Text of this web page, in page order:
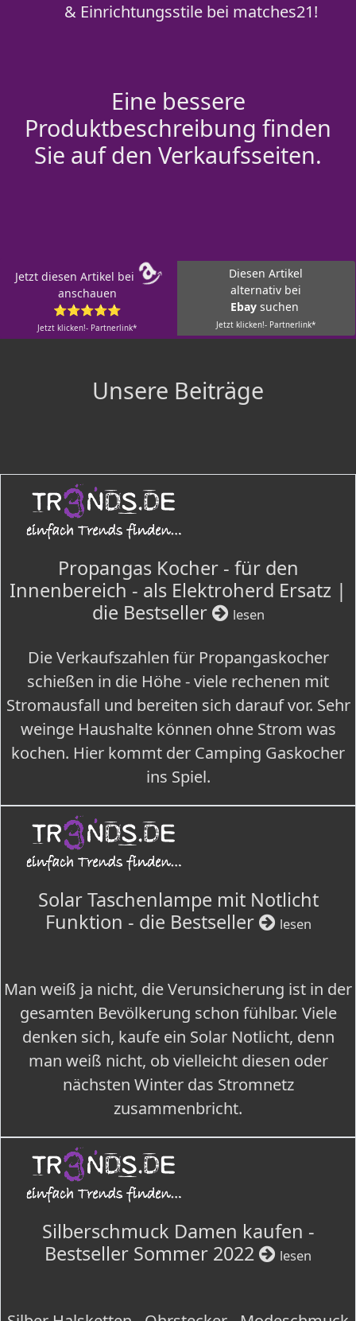
& Einrichtungsstile bei matches21!
Eine bessere
Produktbeschreibung finden
Sie auf den Verkaufsseiten.
Jetzt diesen Artikel bei
anschauen
⭐⭐⭐⭐⭐
Jetzt klicken!- Partnerlink*
Diesen Artikel
alternativ bei
Ebay suchen
Jetzt klicken!- Partnerlink*
Unsere Beiträge
Propangas Kocher - für den
Innenbereich - als Elektroherd Ersatz |
die Bestseller
lesen
Die Verkaufszahlen für Propangaskocher
schießen in die Höhe - viele rechenen mit
Stromausfall und bereiten sich darauf vor. Sehr
weinge Haushalte können ohne Strom was
kochen. Hier kommt der Camping Gaskocher
ins Spiel.
Solar Taschenlampe mit Notlicht
Funktion - die Bestseller
lesen
Man weiß ja nicht, die Verunsicherung ist in der
gesamten Bevölkerung schon fühlbar. Viele
denken sich, kaufe ein Solar Notlicht, denn
man weiß nicht, ob vielleicht diesen oder
nächsten Winter das Stromnetz
zusammenbricht.
Silberschmuck Damen kaufen -
Bestseller Sommer 2022
lesen